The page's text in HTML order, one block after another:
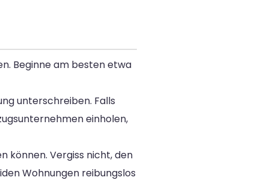
Beginne am besten etwa
unterschreiben. Falls
einholen,
können. Vergiss nicht, den
Wohnungen reibungslos